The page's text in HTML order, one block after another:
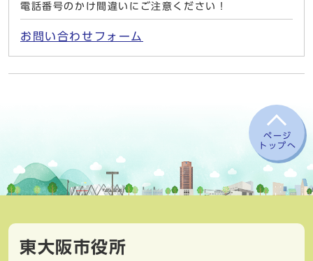
電話番号のかけ間違いにご注意ください！
お問い合わせフォーム
ページ
トップへ
東大阪市役所